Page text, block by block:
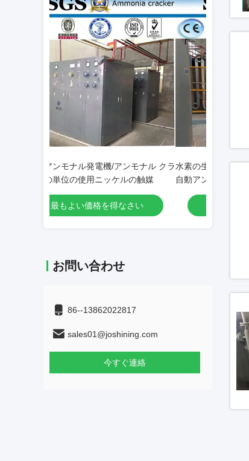
水素の生成、5-1000Nm3/H容量のための
自動アンモナル クラッカー
最もよい価格を得なさい
水素の発
お問い合わせ
86--13862022817
sales01@joshining.com
今すぐ連絡